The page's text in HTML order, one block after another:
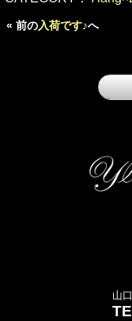
« 前の入荷です♪へ
山